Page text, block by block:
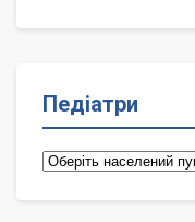
Педіатри
Педіатри